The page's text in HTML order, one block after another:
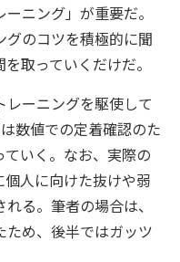
ニング」が重要だ。
グのコツを積極的に聞
取っていくだけだ。
ーニングを駆使して
数値での定着確認のた
いく。なお、実際の
人に向けた抜けや弱
る。筆者の場合は、
め、後半ではガッツ